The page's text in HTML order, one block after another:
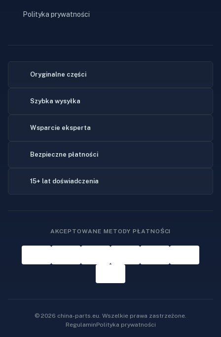
Polityka prywatności
Oryginalne części
Szybka wysyłka
Wsparcie eksperta
Bezpieczne płatności
15+ lat doświadczenia
AKCEPTOWANE METODY PŁATNOŚCI
© 2026 china-parts.eu. Wszelkie prawa zastrzeżone.
RegulaminPolityka prywatności